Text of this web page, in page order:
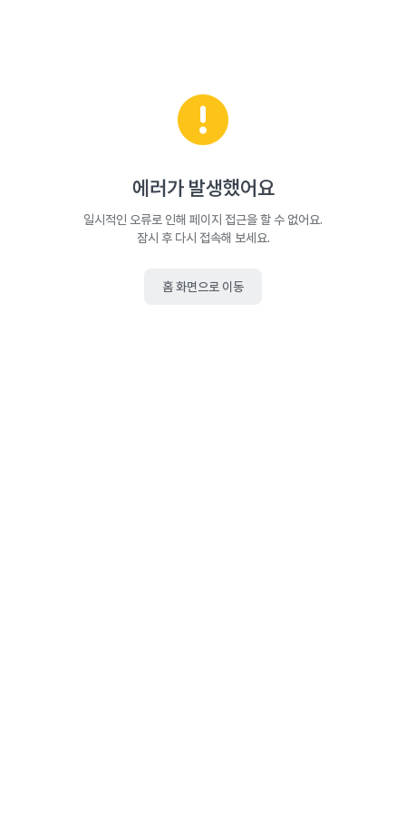
에러가 발생했어요
일시적인 오류로 인해 페이지 접근을 할 수 없어요.
잠시 후 다시 접속해 보세요.
홈 화면으로 이동